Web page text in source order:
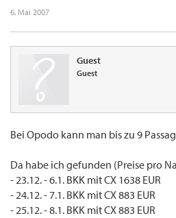
6. Mai 2007
Guest
Guest
Bei Opodo kann man bis zu 9
Da habe ich gefunden (Preise pro
- 23.12. - 6.1. BKK mit CX 1638 EUR
- 24.12. - 7.1. BKK mit CX 883 EUR
- 25.12. - 8.1. BKK mit CX 883 EUR